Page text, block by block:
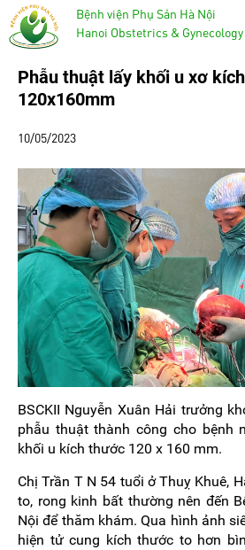
Bệnh viện Phụ Sản Hà Nội
Hanoi Obstetrics &
Phẫu thuật lấy khối u xơ
120x160mm
10/05/2023
BSCKII Nguyễn Xuân Hải trưởng
phẫu thuật thành công cho bệnh
khối u kích thước 120 x 160 mm.
Chị Trần T N 54 tuổi ở Thuỵ Khuê,
to, rong kinh bất thường nên đến
Nội để thăm khám. Qua hình ảnh
hiện tử cung kích thước to hơn